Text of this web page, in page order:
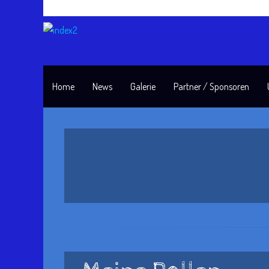
Home News Galerie Partner / Sponsoren